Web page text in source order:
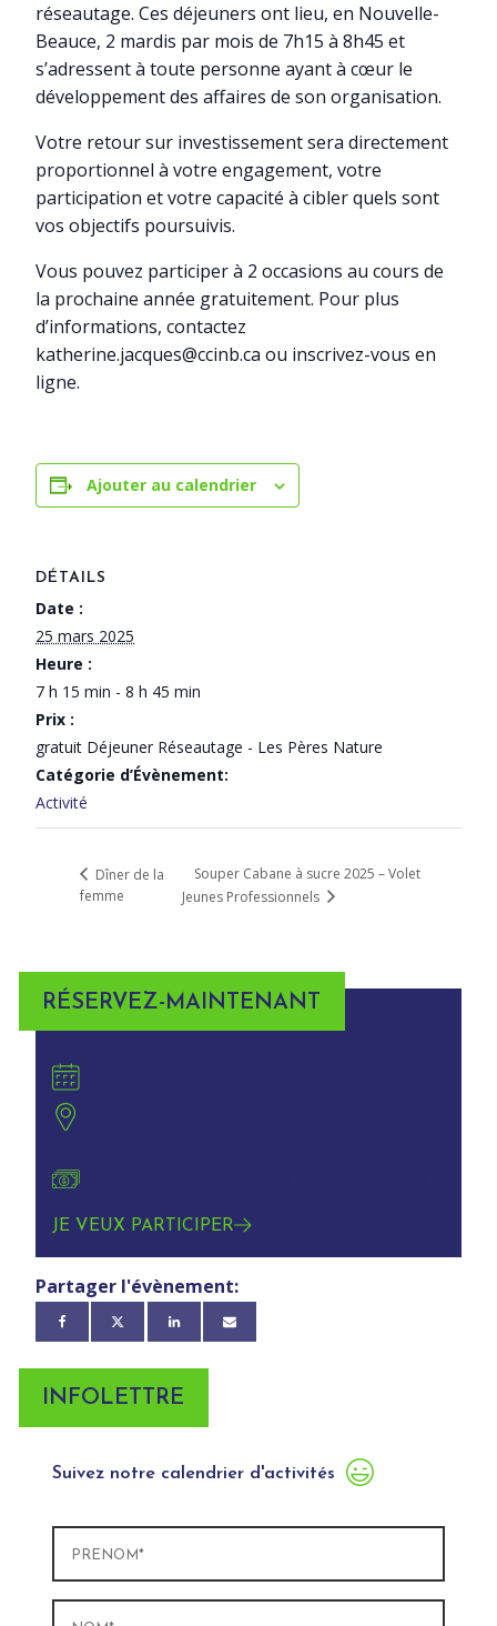
réseautage. Ces déjeuners ont lieu, en Nouvelle-
Beauce, 2 mardis par mois de 7h15 à 8h45 et
s’adressent à toute personne ayant à cœur le
développement des affaires de son organisation.
Votre retour sur investissement sera directement
proportionnel à votre engagement, votre
participation et votre capacité à cibler quels sont
vos objectifs poursuivis.
Vous pouvez participer à 2 occasions au cours de
la prochaine année gratuitement. Pour plus
d’informations, contactez
katherine.jacques@ccinb.ca ou inscrivez-vous en
ligne.
Ajouter au calendrier
DÉTAILS
Date :
25 mars 2025
Heure :
7 h 15 min - 8 h 45 min
Prix :
gratuit Déjeuner Réseautage - Les Pères Nature
Catégorie d’Évènement:
Activité
Dîner de la
femme
Souper Cabane à sucre 2025 – Volet
Jeunes Professionnels
RÉSERVEZ-MAINTENANT
JE VEUX PARTICIPER
Partager l'évènement:
INFOLETTRE
Suivez notre calendrier d'activités